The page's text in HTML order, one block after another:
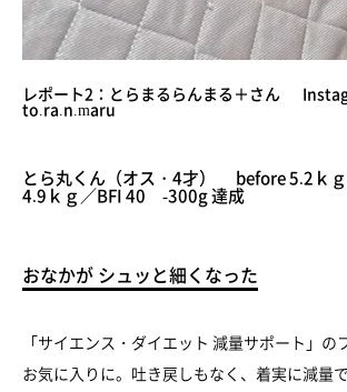
レポート2：とらまるらんまる＋さん
to.ra.n.maru
とら丸くん（オス・4才） before 5.2ｋ
4.9ｋｇ／BFI 40 -300g 達成
おなかが シュッと細くなった
「サイエンス・ダイエット 減量サポート」の
お気に入りに。吐き戻しもなく、着実に減量